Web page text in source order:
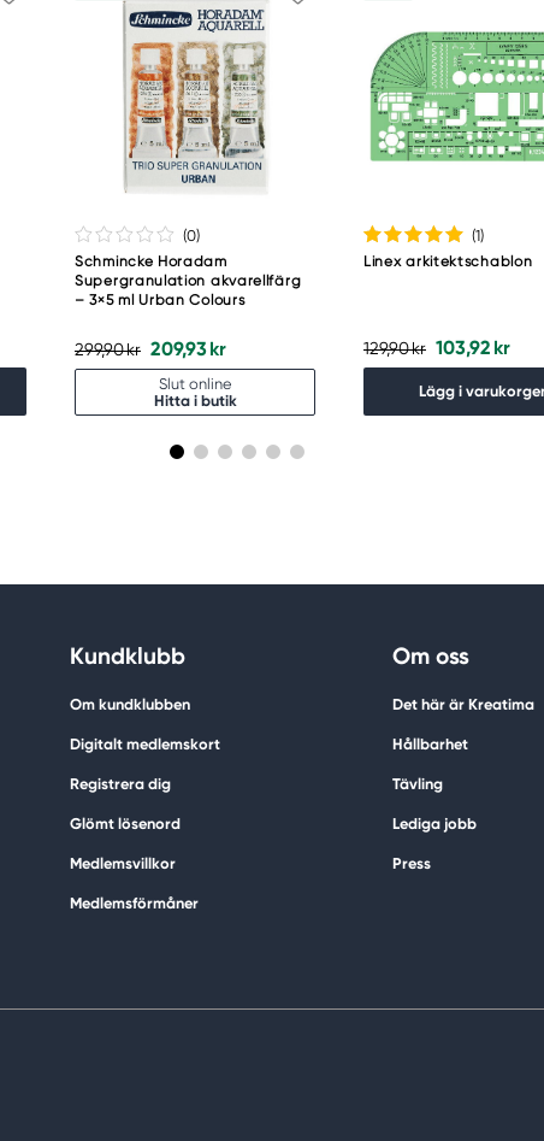
(0)
Schmincke Horadam
Supergranulation akvarellfärg
– 3×5 ml Urban Colours
299,90 kr 209,93 kr
Slut online
Hitta i butik
(1)
Linex arkitektschablon
129,90 kr 103,92 kr
Lägg i
Kundklubb
Om kundklubben
Digitalt medlemskort
Registrera dig
Glömt lösenord
Medlemsvillkor
Medlemsförmåner
Om oss
Det här är Kreatima
Hållbarhet
Tävling
Lediga jobb
Press